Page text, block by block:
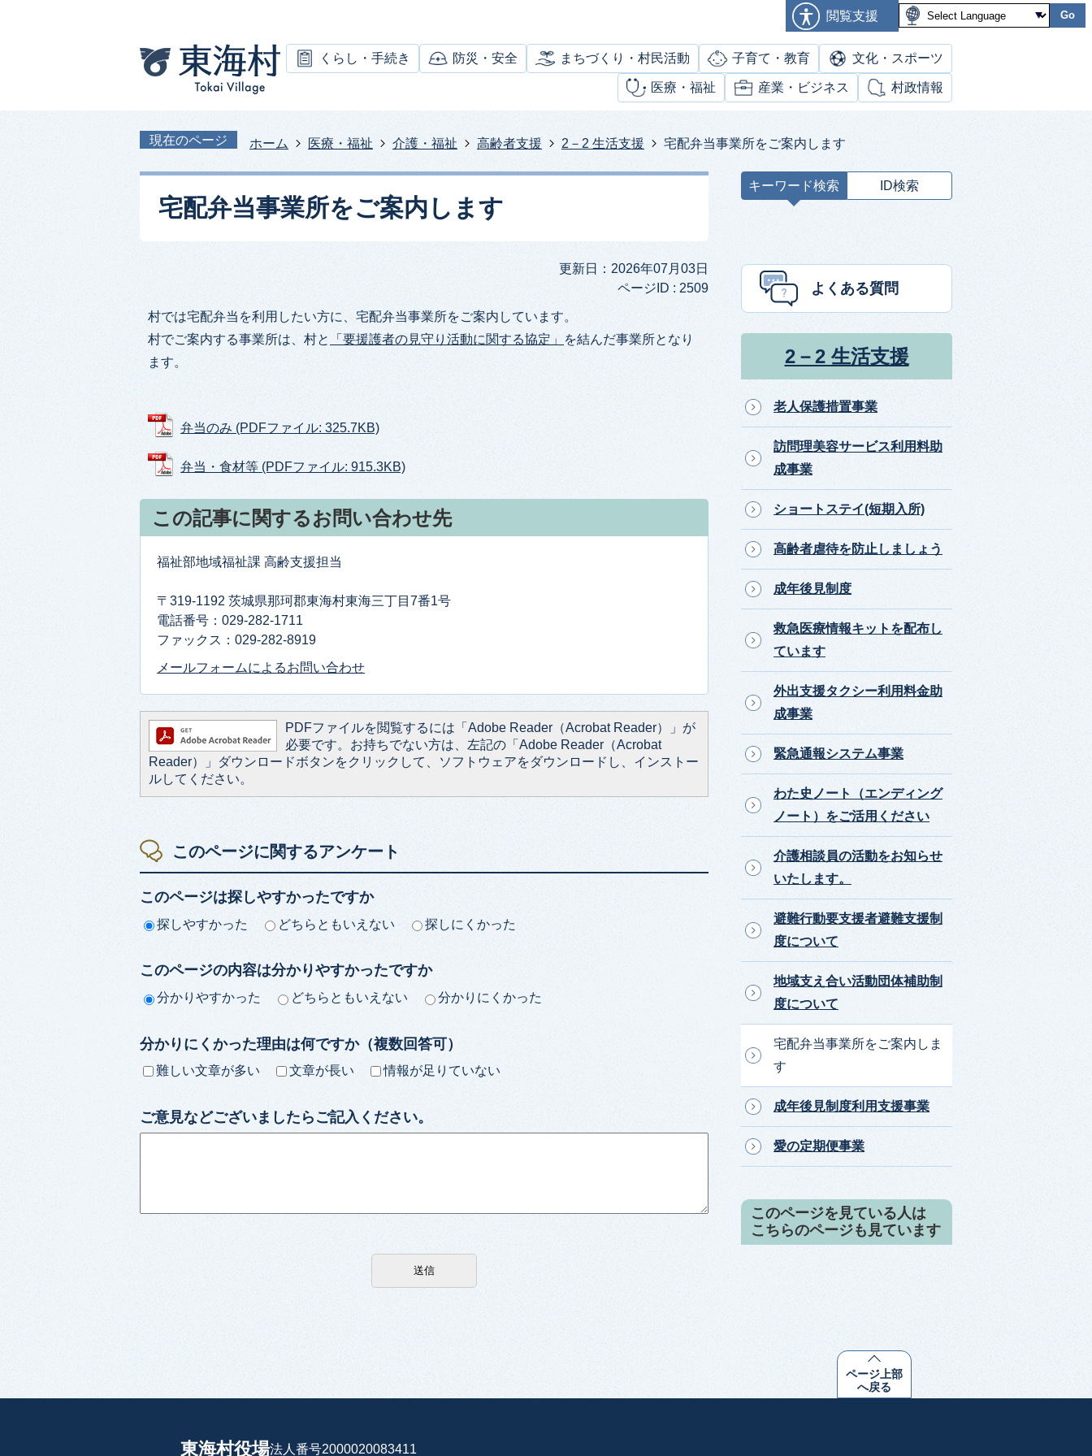
閲覧支援 Go
くらし・手続き 防災・安全 まちづくり・村民活動 子育て・教育 文化・スポーツ
医療・福祉 産業・ビジネス 村政情報
現在のページ ホーム 医療・福祉 介護・福祉 高齢者支援 2－2 生活支援 宅配弁当事業所をご案内します
宅配弁当事業所をご案内します
更新日：2026年07月03日
ページID : 2509
村では宅配弁当を利用したい方に、宅配弁当事業所をご案内しています。
村でご案内する事業所は、村と
「要援護者の見守り活動に関する協定」
を結んだ事業所となり
ます。
弁当のみ (PDFファイル: 325.7KB)
弁当・食材等 (PDFファイル: 915.3KB)
この記事に関するお問い合わせ先
福祉部地域福祉課 高齢支援担当
〒319-1192 茨城県那珂郡東海村東海三丁目7番1号
電話番号：029-282-1711
ファックス：029-282-8919
メールフォームによるお問い合わせ
PDFファイルを閲覧するには「Adobe Reader（Acrobat Reader）」が
必要です。お持ちでない方は、左記の「Adobe Reader（Acrobat
Reader）」ダウンロードボタンをクリックして、ソフトウェアをダウンロードし、インストー
ルしてください。
このページに関するアンケート
このページは探しやすかったですか
探しやすかった どちらともいえない 探しにくかった
このページの内容は分かりやすかったですか
分かりやすかった どちらともいえない 分かりにくかった
分かりにくかった理由は何ですか（複数回答可）
難しい文章が多い 文章が長い 情報が足りていない
ご意見などございましたらご記入ください。
キーワード検索 ID検索
ー
よくある質問
2－2 生活支援
老人保護措置事業
訪問理美容サービス利用料助
成事業
ショートステイ(短期入所)
高齢者虐待を防止しましょう
成年後見制度
救急医療情報キットを配布し
ています
外出支援タクシー利用料金助
成事業
緊急通報システム事業
わた史ノート（エンディング
ノート）をご活用ください
介護相談員の活動をお知らせ
いたします。
避難行動要支援者避難支援制
度について
地域支え合い活動団体補助制
度について
宅配弁当事業所をご案内しま
す
成年後見制度利用支援事業
愛の定期便事業
このページを見ている人は
こちらのページも見ています
ページ上部
へ戻る
東海村役場法人番号2000020083411